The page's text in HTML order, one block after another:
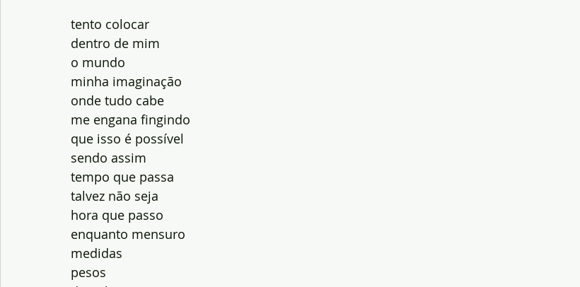
tento colocar
dentro de mim
o mundo
minha imaginação
onde tudo cabe
me engana fingindo
que isso é possível
sendo assim
tempo que passa
talvez não seja
hora que passo
enquanto mensuro
medidas
pesos